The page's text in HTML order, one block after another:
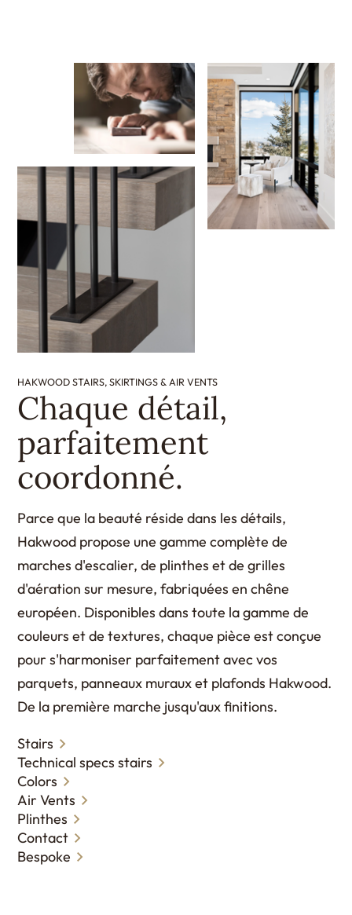
HAKWOOD STAIRS, SKIRTINGS & AIR VENTS
Chaque détail,
parfaitement
coordonné.
Parce que la beauté réside dans les détails,
Hakwood propose une gamme complète de
marches d'escalier, de plinthes et de grilles
d'aération sur mesure, fabriquées en chêne
européen. Disponibles dans toute la gamme de
couleurs et de textures, chaque pièce est conçue
pour s'harmoniser parfaitement avec vos
parquets, panneaux muraux et plafonds Hakwood.
De la première marche jusqu'aux finitions.
Stairs
Technical specs stairs
Colors
Air Vents
Plinthes
Contact
Bespoke